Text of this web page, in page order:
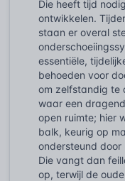
Die heeft tijd
ontwikkelen.
staan er overal
essentiële,
behoeden voor
om zelfstandig te
waar een
open ruimte; hier
balk, keurig op
ondersteund
Die vangt dan
op, terwijl de